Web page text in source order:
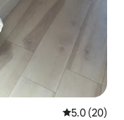
Calificación
5.0 (20)